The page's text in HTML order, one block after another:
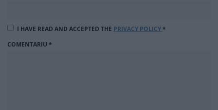
I HAVE READ AND ACCEPTED THE PRIVACY POLICY*
COMENTARIU *